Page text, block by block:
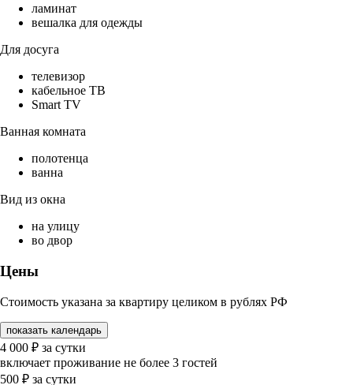
ламинат
вешалка для одежды
Для досуга
телевизор
кабельное ТВ
Smart TV
Ванная комната
полотенца
ванна
Вид из окна
на улицу
во двор
Цены
Стоимость указана за квартиру целиком в рублях РФ
показать календарь
4 000 ₽ за сутки
включает проживание не более 3 гостей
500 ₽ за сутки